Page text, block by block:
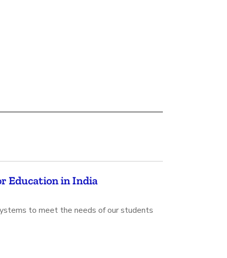
Education in India
to meet the needs of our students